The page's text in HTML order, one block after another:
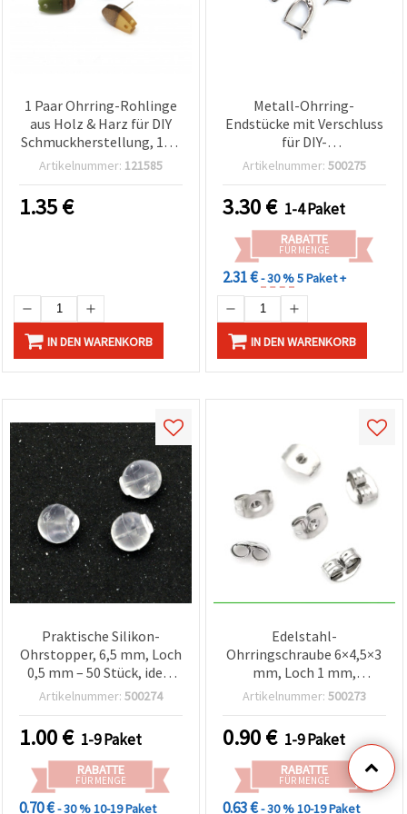
1 Paar Ohrring-Rohlinge
aus Holz & Harz für DIY
Schmuckherstellung, 16 x
9 mm, Loch: 2 mm,
Artikelnummer: 121585
1.35€
IN DEN WARENKORB
Metall-Ohrring-
Endstücke mit Verschluss
für DIY-
Schmuckherstellung, 17 x
Artikelnummer: 500275
3.30€ 1-4 Paket
RABATTE
FÜR MENGE
2.31 €- 30 %5 Paket +
IN DEN WARENKORB
Praktische Silikon-
Ohrstopper, 6,5 mm, Loch
0,5 mm – 50 Stück, ideal
für Steckerohrringe & DIY-
Artikelnummer: 500274
1.00€ 1-9 Paket
RABATTE
FÜR MENGE
0.70 €- 30 %10-19 Paket
Edelstahl-
Ohrringschraube 6×4,5×3
mm, Loch 1 mm,
silberfarben – 100 Stück,
Bastelbedarf
Artikelnummer: 500273
0.90€ 1-9 Paket
RABATTE
FÜR MENGE
0.63 €- 30 %10-19 Paket